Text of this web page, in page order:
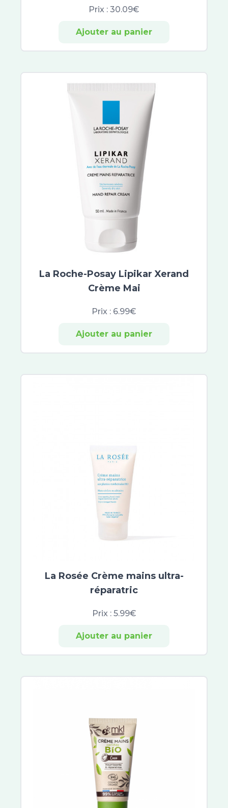
Thera Pearl
Thermacare
Therm Cool
BSN medical
Laboratoire 3M
Photoderm
Eucerin Sun Protection
Garancia Solaires
Sun Secure
Institut Esthederm Solaires
Vinosun Protect
Objectif zero verrue
Prix : 30.09€
Ajouter au panier
La Roche-Posay Lipikar Xerand
Crème Mai
Prix : 6.99€
Ajouter au panier
La Rosée Crème mains ultra-
réparatric
Prix : 5.99€
Ajouter au panier